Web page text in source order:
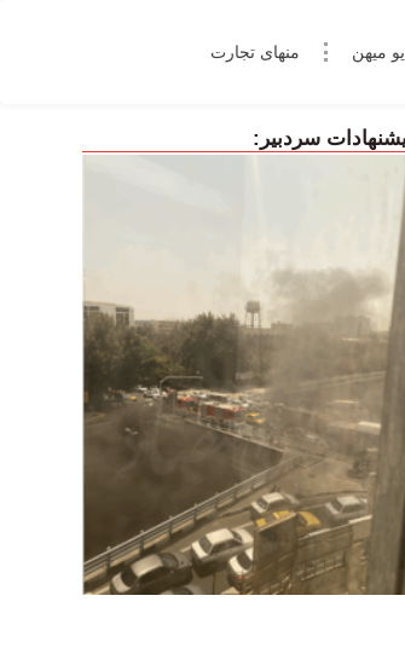
میهن منهای تجارت
سردبیر: